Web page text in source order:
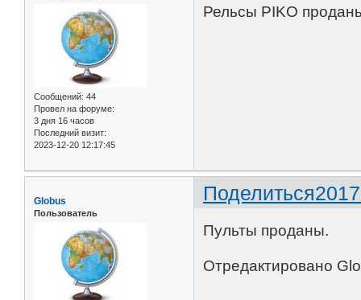
Сообщений: 44
Провел на форуме:
3 дня 16 часов
Последний визит:
2023-12-20 12:17:45
Рельсы PIKO
Поделиться
Globus
Пользователь
Пульты проданы.
Отредактировано